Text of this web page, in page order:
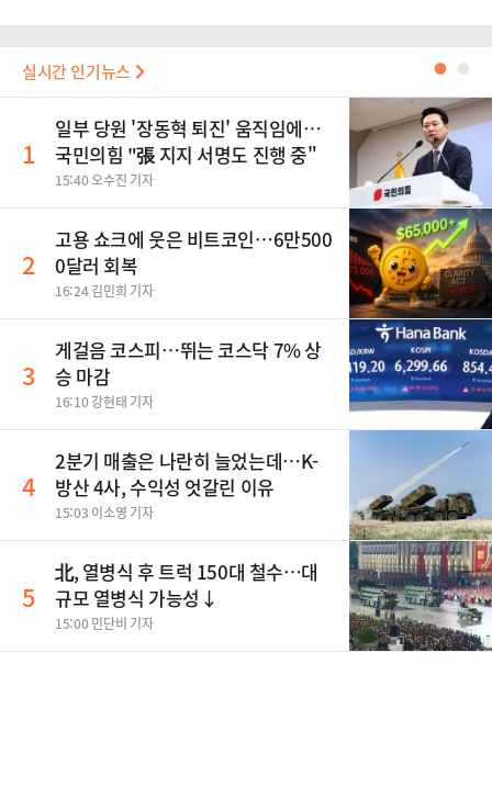
실시간 인기뉴스 ●
1
일부 당원 '장동혁 퇴진' 움직임에…
국민의힘 "張 지지 서명도 진행 중"
15:40 오수진 기자
2
고용 쇼크에 웃은 비트코인…6만500
0달러 회복
16:24 김민희 기자
3
게걸음 코스피…뛰는 코스닥 7% 상
승 마감
16:10 강현태 기자
4
2분기 매출은 나란히 늘었는데…K-
방산 4사, 수익성 엇갈린 이유
15:03 이소영 기자
5
北, 열병식 후 트럭 150대 철수…대
규모 열병식 가능성↓
15:00 민단비 기자